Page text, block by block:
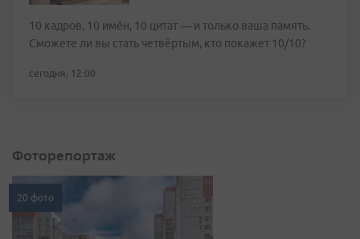
10 кадров, 10 имён, 10 цитат — и только ваша память.
Сможете ли вы стать четвёртым, кто покажет 10/10?
сегодня, 12:00
Фоторепортаж
20 фото